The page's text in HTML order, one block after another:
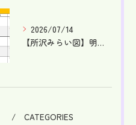
CATEGORIES
2026/07/14
【所沢みらい図】明日はケータリングDAY！【就労支援】【東所...